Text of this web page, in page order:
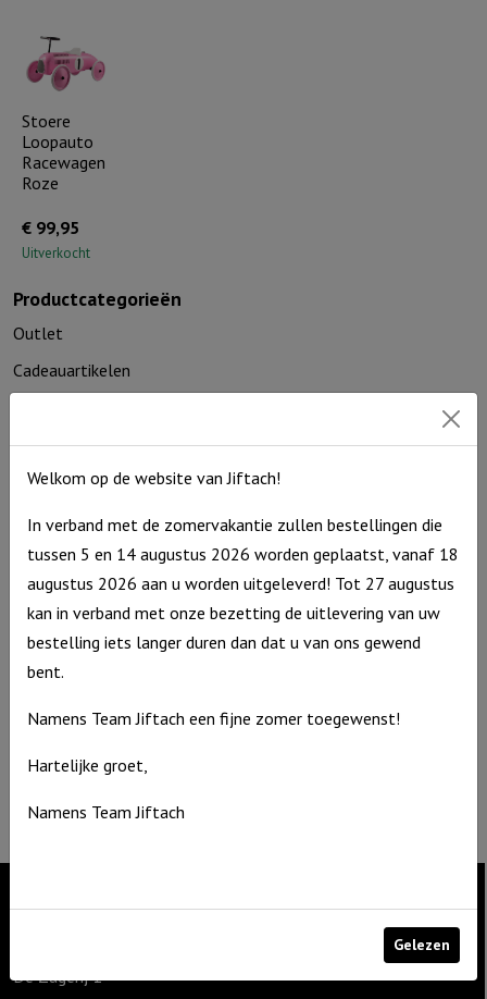
Productcategorieën
Outlet
Cadeauartikelen
Home & Living
Seizoenen
Troost en bemoediging
Kaarthouders
Non-boeken algemeen
Contact
De Zagerij 1
info@jiftach.nl
BTW nr: NL8537.59.820.B01
Stoere
Loopauto
Racewagen
Roze
€ 99,95
Uitverkocht
De Zagerij 1
Welkom op de website van Jiftach!
In verband met de zomervakantie zullen bestellingen die
tussen 5 en 14 augustus 2026 worden geplaatst, vanaf 18
augustus 2026 aan u worden uitgeleverd! Tot 27 augustus
kan in verband met onze bezetting de uitlevering van uw
bestelling iets langer duren dan dat u van ons gewend
bent.
Namens Team Jiftach een fijne zomer toegewenst!
Hartelijke groet,
Namens Team Jiftach
Gelezen